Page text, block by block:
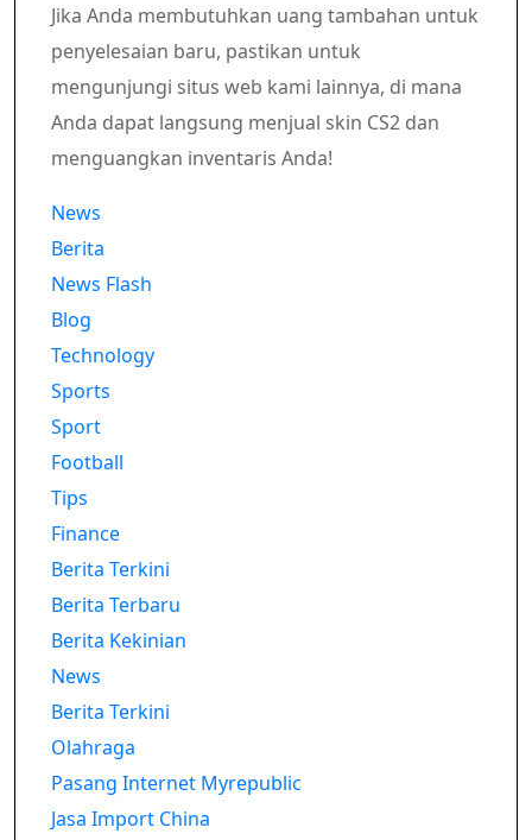
Jika Anda membutuhkan uang tambahan untuk
penyelesaian baru, pastikan untuk
mengunjungi situs web kami lainnya, di mana
Anda dapat langsung menjual skin CS2 dan
menguangkan inventaris Anda!
News
Berita
News Flash
Blog
Technology
Sports
Sport
Football
Tips
Finance
Berita Terkini
Berita Terbaru
Berita Kekinian
News
Berita Terkini
Olahraga
Pasang Internet Myrepublic
Jasa Import China